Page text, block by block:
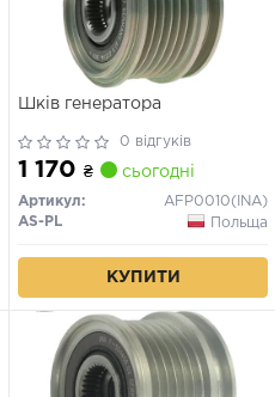
Шків генератора
0 відгуків
1 170 ₴ сьогодні
Артикул:
AFP0010(INA)
AS-PL
Польща
КУПИТИ